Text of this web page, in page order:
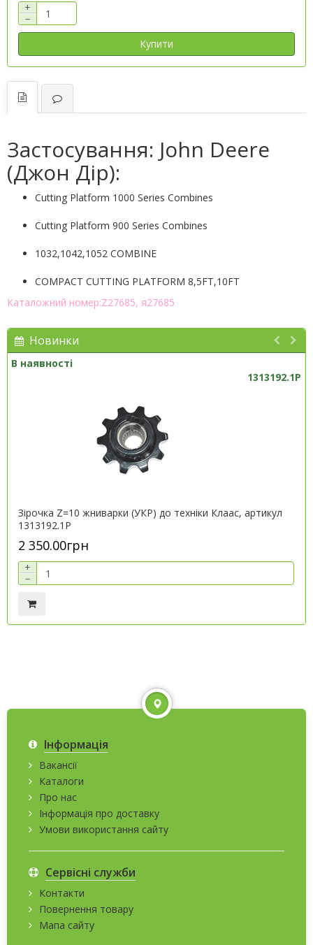
+
−
Купити
Застосування: John Deere
(Джон Дір):
Cutting Platform 1000 Series Combines
Cutting Platform 900 Series Combines
1032,1042,1052 COMBINE
COMPACT CUTTING PLATFORM 8,5FT,10FT
Каталожний номер:Z27685, я27685
Новинки
В наявності
1313192.1P
Зірочка Z=10 жниварки (УКР) до техніки Клаас, артикул
1313192.1P
2 350.00грн
+
−
Інформація
Вакансії
Каталоги
Про нас
Інформація про доставку
Умови використання сайту
Сервісні служби
Контакти
Повернення товару
Мапа сайту